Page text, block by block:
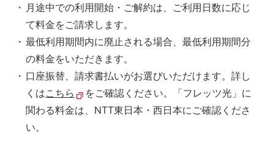
月途中での利用開始・ご解約は、ご利用日数に応じ
て料金をご請求します。
最低利用期間内に廃止される場合、最低利用期間分
の料金をいただきます。
口座振替、請求書払いがお選びいただけます。詳し
くはこちら
をご確認ください。「フレッツ光」に
関わる料金は、NTT東日本・西日本にご確認くださ
い。